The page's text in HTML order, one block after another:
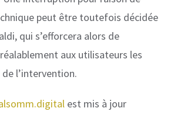
peut être toutefois décidée
qui s’efforcera alors de
aux utilisateurs les
l’intervention.
est mis à jour